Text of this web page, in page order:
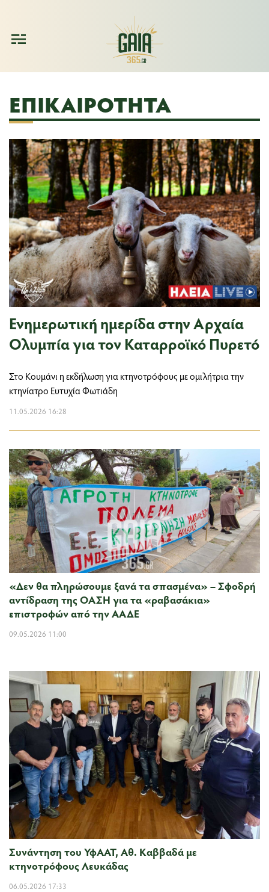
ΕΠΙΚΑΙΡΌΤΗΤΑ
Ενημερωτική ημερίδα στην Αρχαία
Ολυμπία για τον Καταρροϊκό Πυρετό
Στο Κουμάνι η εκδήλωση για κτηνοτρόφους με ομιλήτρια την
κτηνίατρο Ευτυχία Φωτιάδη
11.05.2026 16:28
«Δεν θα πληρώσουμε ξανά τα σπασμένα» – Σφοδρή
αντίδραση της ΟΑΣΗ για τα «ραβασάκια»
επιστροφών από την ΑΑΔΕ
09.05.2026 11:00
Συνάντηση του ΥφΑΑΤ, Αθ. Καββαδά με
κτηνοτρόφους Λευκάδας
06.05.2026 17:33